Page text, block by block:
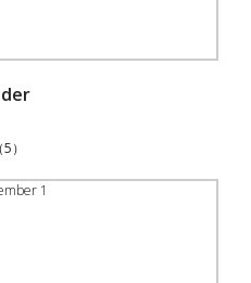
（5）